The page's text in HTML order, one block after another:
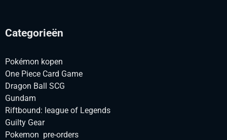
Categorieën
Pokémon kopen
One Piece Card Game
Dragon Ball SCG
Gundam
Riftbound: league of Legends
Guilty Gear
Pokemon pre-orders